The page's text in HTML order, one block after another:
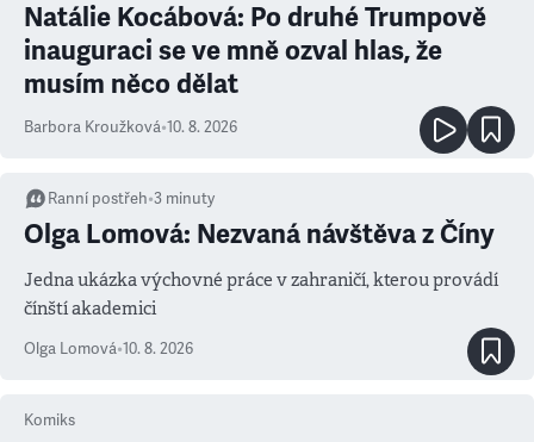
Natálie Kocábová: Po druhé Trumpově
inauguraci se ve mně ozval hlas, že
musím něco dělat
Barbora Kroužková•10. 8. 2026
Ranní postřeh•3 minuty
Olga Lomová: Nezvaná návštěva z Číny
Jedna ukázka výchovné práce v zahraničí, kterou provádí
čínští akademici
Olga Lomová•10. 8. 2026
Komiks